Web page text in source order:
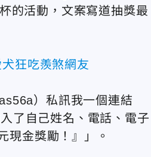
的活動，文案寫道抽獎最
狂吃羨煞網友
）私訊我一個連結
了自己姓名、電話、電子
現金獎勵！』」。